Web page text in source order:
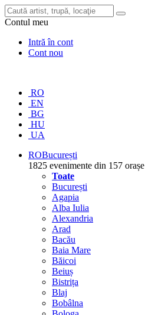
Contul meu
Intră în cont
Cont nou
RO
EN
BG
HU
UA
ROBucurești
1825 evenimente din 157 orașe
Toate
București
Agapia
Alba Iulia
Alexandria
Arad
Bacău
Baia Mare
Băicoi
Beiuș
Bistrița
Blaj
Bobâlna